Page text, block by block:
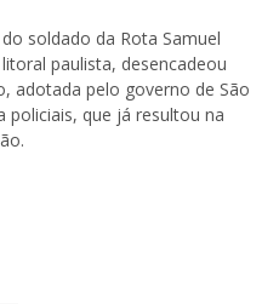
soldado da Rota Samuel
paulista, desencadeou
adotada pelo governo de São
policiais, que já resultou na